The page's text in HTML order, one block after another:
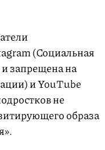
(Социальная
и запрещена на
и YouTube
не
образа